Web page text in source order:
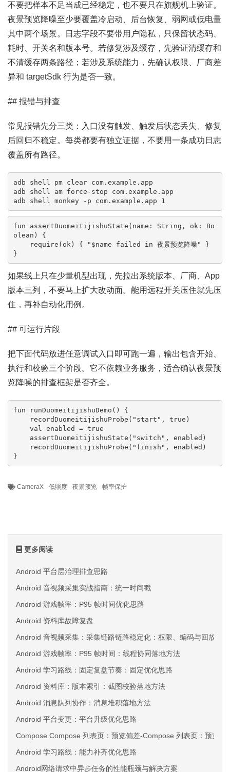
不要把样本不足当成已经稳定，也不要只在旗舰机上验证。
夜景预览降噪至少要覆盖冷启动、后台恢复、弱网或低电量
其中两个场景。日志字段不要带用户隐私，只保留状态码、
耗时、开关名和版本号。若修复涉及缓存，先验证清缓存和
不清缓存两条路径；若涉及系统能力，先确认权限、厂商差
异和 targetSdk 行为是否一致。
## 报错与排查
常见报错先分三类：入口没有触发、触发后状态丢失、修复
后回归不稳定。每类都要有独立证据，不要用一条成功日志
覆盖所有路径。
adb shell pm clear com.example.app
adb shell am force-stop com.example.app
adb shell monkey -p com.example.app 1
fun assertDuomeitijishuState(name: String, ok: Bo
olean) {
}
如果线上只在少量机型出现，先拉出系统版本、厂商、App
版本三列，不要马上扩大改动面。能用远程开关压住就先压
住，再补自动化用例。
## 可运行片段
把下面代码放进任意调试入口即可跑一遍，输出包含开始、
执行和校验三个阶段。它不依赖业务服务，适合确认夜景预
览降噪的排查框架是否齐全。
fun runDuomeitijishuDemo() {
}
CameraX 低照度 夜景预览 帧率保护
更多阅读
Android 平台层治理排查思路
Android 音视频采集实战指南：统一时间戳
Android 游戏帧率：P95 帧时间优化思路
Android 资料库故障复盘
Android 音视频采集：采集链路链路稳定化：权限、编码与回放三
Android 游戏帧率：P95 帧时间：线程协同落地方法
Android 学习路线：固定复盘节奏：固定优化思路
Android 资料库：版本索引：截图校验落地方法
Android 消息队列协作：消息堆积落地方法
Android 平台变更：平台升级优化思路
Compose Compose 列表页：预览偏差-Compose 列表页：预览
Android 学习路线：能力补齐优化思路
Android网络请求中异步任务的性能瓶颈与解决方案